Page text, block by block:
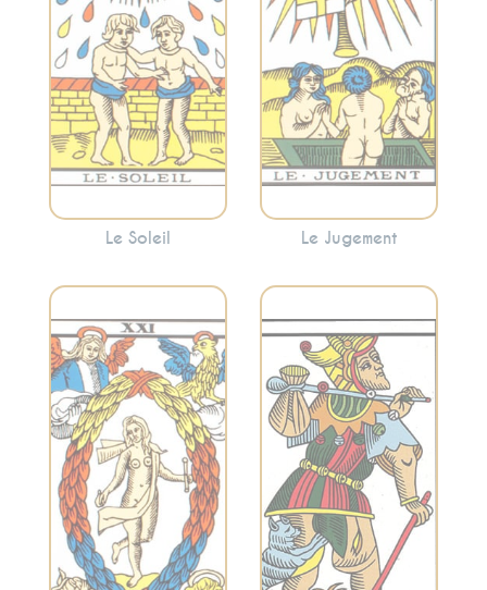
énergie positive et
encourage à
embrasser la
lumière.
Le Soleil
indiquer une
période de
réflexion et de
renaissance
personnelle.
Le Jugement
Incarne
l’accomplissement,
la réalisation et
l’intégration. Le
Monde indique
souvent que vous
avez atteint une
étape importante
de votre voyage.
Considéré comme
l’initiateur du
voyage à travers
les arcanes
majeurs, il
représente
l’innocence, le
départ, le potentiel
et l’exploration.